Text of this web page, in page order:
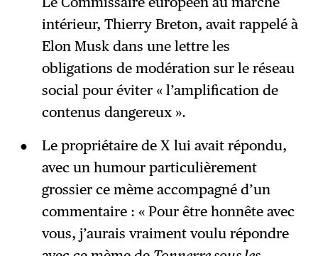
intérieur, Thierry Breton, avait rappelé à
Elon Musk dans une lettre les
obligations de modération sur le réseau
social pour éviter « l’amplification de
contenus dangereux ».
Le propriétaire de X lui avait répondu,
avec un humour particulièrement
grossier ce mème accompagné d’un
commentaire : « Pour être honnête avec
vous, j’aurais vraiment voulu répondre